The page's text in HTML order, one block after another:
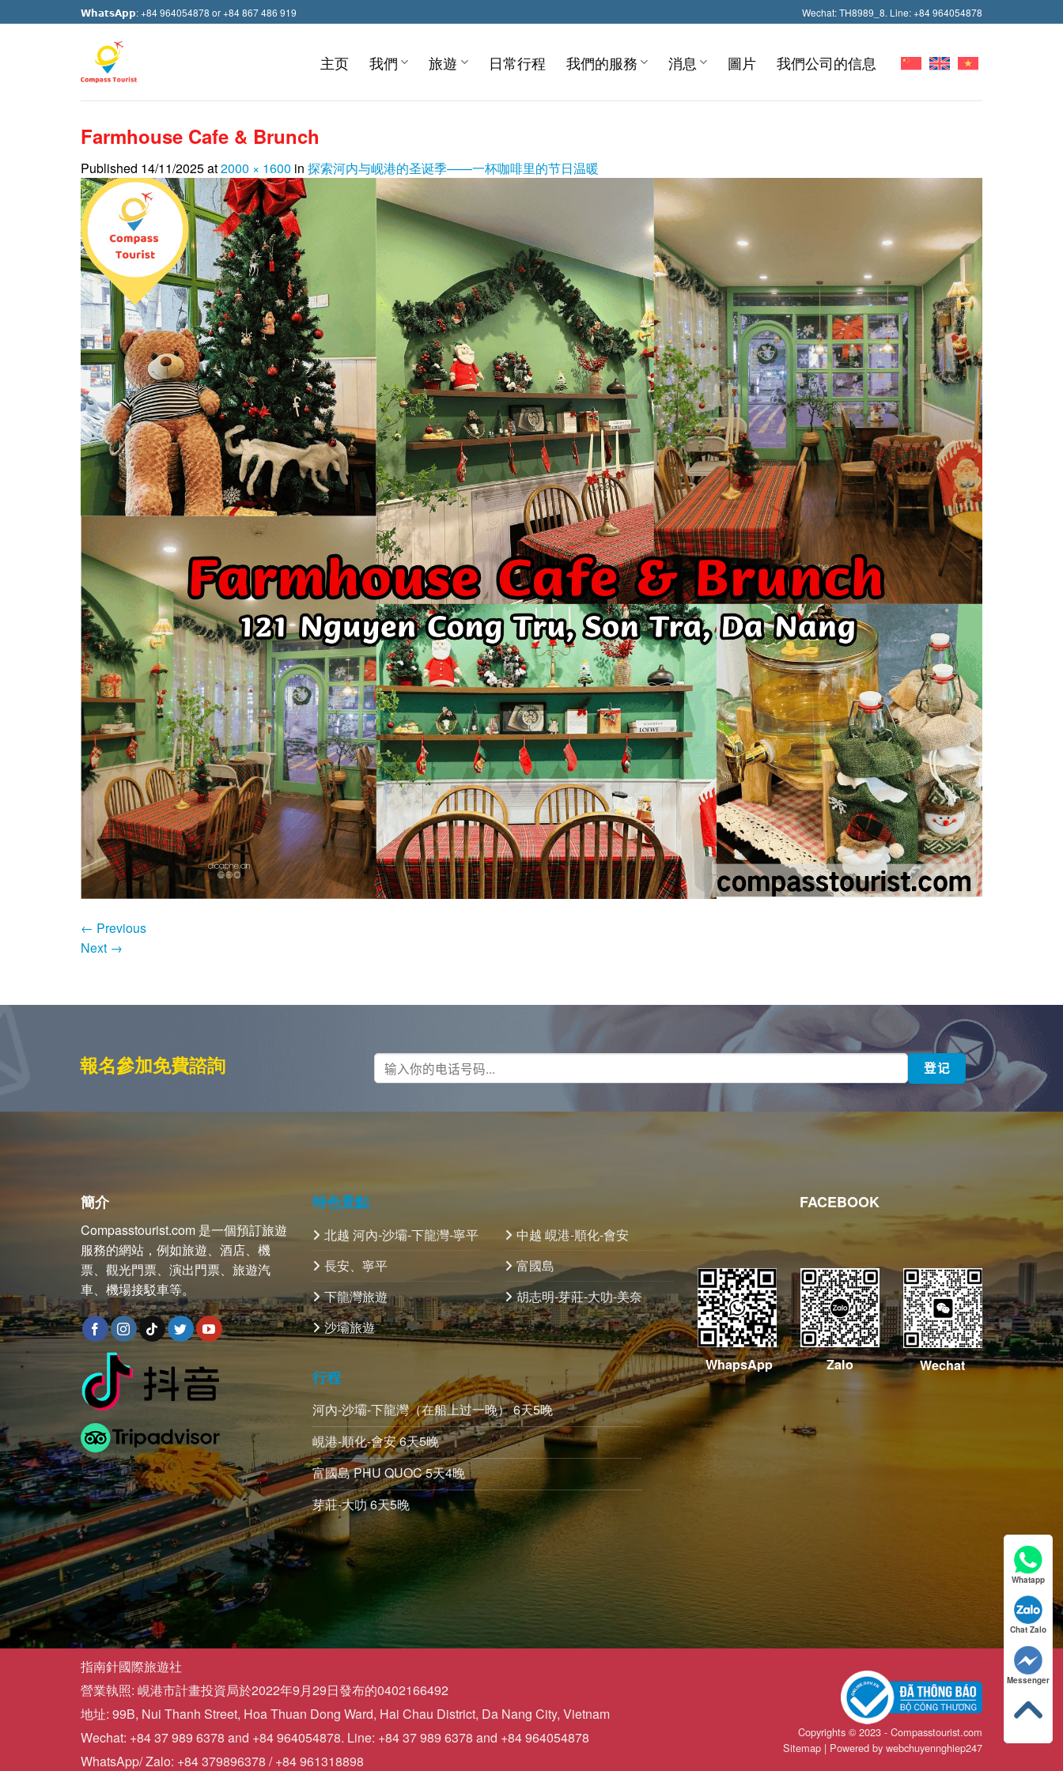
to
𝗪𝗵𝗮𝘁𝘀𝗔𝗽𝗽: +84 964054878 or +84 867 486 919 Wechat: TH8989_8. Line: +84 964054878
主页 我們 旅遊 日常行程 我們的服務 消息 圖片 我們公司的信息
Farmhouse Cafe & Brunch
Published 14/11/2025at2000 × 1600 in 探索河内与岘港的圣诞季——一杯咖啡里的节日温暖
← Previous
Next →
報名參加免費諮詢
簡介
Compasstourist.com 是一個預訂旅遊
服務的網站，例如旅遊、酒店、機
票、觀光門票、演出門票、旅遊汽
車、機場接駁車等。
特色景點
北越 河內-沙壩-下龍灣-寧平
長安、寧平
下龍灣旅遊
沙壩旅遊
中越 峴港-順化-會安
富國島
胡志明-芽莊-大叻-美奈
行程
河內-沙壩-下龍灣（在船上过一晚） 6天5晚
峴港-順化-會安 6天5晚
富國島 PHU QUOC 5天4晚
芽莊-大叻 6天5晚
FACEBOOK
WhapsApp Zalo Wechat
指南針國際旅遊社
營業執照: 峴港市計畫投資局於2022年9月29日發布的0402166492
地址: 99B, Nui Thanh Street, Hoa Thuan Dong Ward, Hai Chau District, Da Nang City, Vietnam
Wechat: +84 37 989 6378 and +84 964054878. Line: +84 37 989 6378 and +84 964054878
WhatsApp/ Zalo: +84 379896378 / +84 961318898
Copyrights © 2023 - Compasstourist.com
Sitemap | Powered by webchuyennghiep247
Whatapp
Chat Zalo
Messenger